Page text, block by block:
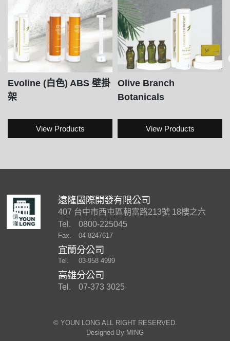
Evoline (白色) ABS 壁掛
架
View Products
Olive Branch
Botanicals
View Products
遠隆國際開發有限公司
407 台中市西屯區朝富路213號 18樓之六
Tel.
0800-225045
Fax. 04-8247617
宜蘭分公司
Tel. 03-958 4999
高雄分公司
Tel. 07-373 3025
©︎ YOUN LONG ALL RIGHT RESERVED.
Designed By MING